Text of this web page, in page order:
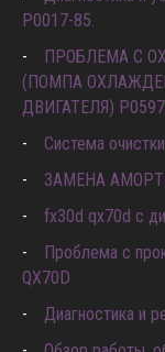
Диагностика и
ПРОБЛЕМА С
(ПОМПА
ЗАМЕНА
Проблема с